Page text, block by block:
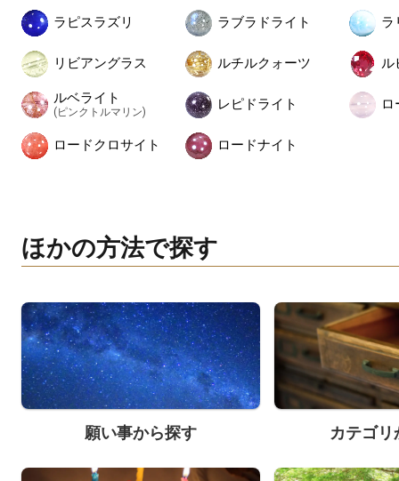
ラピスラズリ ラブラドライト ラ
リビアングラス ルチルクォーツ ル
ルベライト
(ピンクトルマリン) レピドライト ロ
ロードクロサイト ロードナイト
ほかの方法で探す
願い事から探す カテゴリ